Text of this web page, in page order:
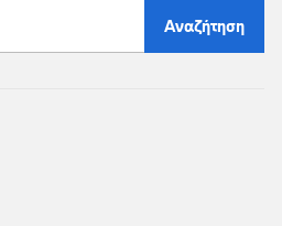
Αναζήτηση